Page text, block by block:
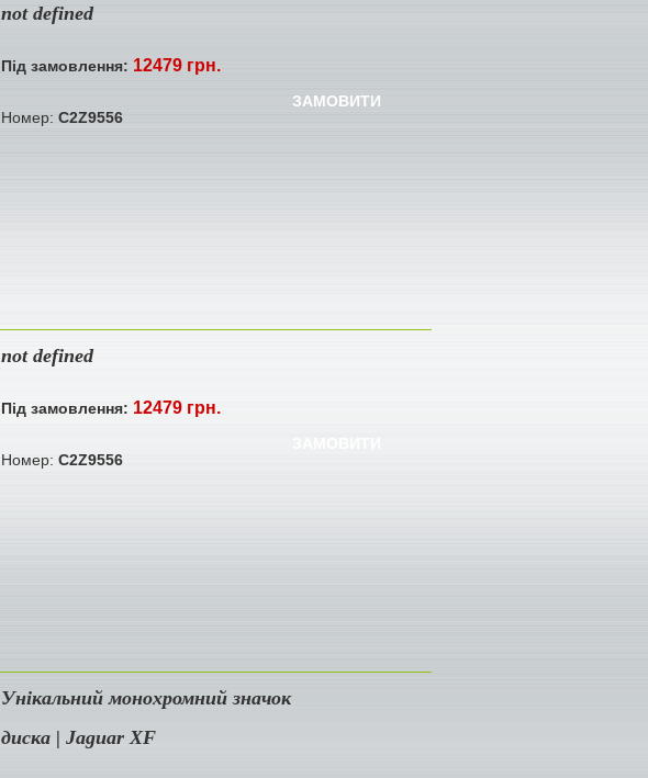
not defined
Під замовлення: 12479 грн.
ЗАМОВИТИ
Номер: C2Z9556
not defined
Під замовлення: 12479 грн.
Номер: C2Z9556
Унікальний монохромний значок
диска | Jaguar XF